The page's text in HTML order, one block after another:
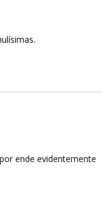
ende evidentemente